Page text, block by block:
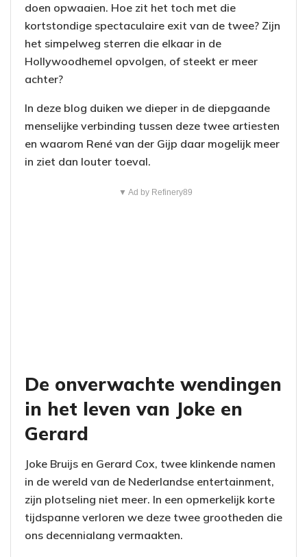
doen opwaaien. Hoe zit het toch met die
kortstondige spectaculaire exit van de twee? Zijn
het simpelweg sterren die elkaar in de
Hollywoodhemel opvolgen, of steekt er meer
achter?
In deze blog duiken we dieper in de diepgaande
menselijke verbinding tussen deze twee artiesten
en waarom René van der Gijp daar mogelijk meer
in ziet dan louter toeval.
▼ Ad by Refinery89
De onverwachte wendingen
in het leven van Joke en
Gerard
Joke Bruijs en Gerard Cox, twee klinkende namen
in de wereld van de Nederlandse entertainment,
zijn plotseling niet meer. In een opmerkelijk korte
tijdspanne verloren we deze twee grootheden die
ons decennialang vermaakten.